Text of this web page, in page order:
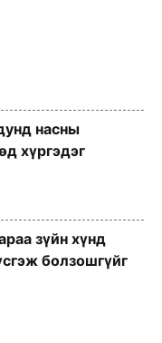
насны
хүргэдэг
зүйн хүнд
болзошгүйг